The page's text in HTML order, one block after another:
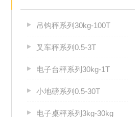
吊钩秤系列30kg-100T
叉车秤系列0.5-3T
电子台秤系列30kg-1T
小地磅系列0.5-30T
电子桌秤系列3kg-30kg